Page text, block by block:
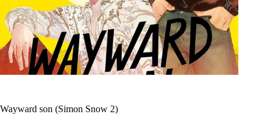
Wayward son (Simon Snow 2)